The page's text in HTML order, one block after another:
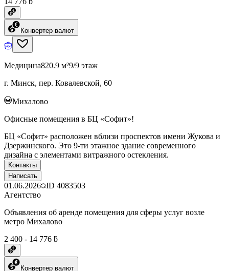
Конвертер валют
Медицина820.9 м²9/9 этаж
г. Минск, пер. Ковалевской, 60
Михалово
Офисные помещения в БЦ «Софит»!
БЦ «Софит» расположен вблизи проспектов имени Жукова и
Дзержинского. Это 9-ти этажное здание современного
дизайна с элементами витражного остекления.
Контакты
Написать
01.06.2026 ID 4083503
Агентство
Объявления об аренде помещения для сферы услуг возле
метро Михалово
2 400 - 14 776 ƃ
Конвертер валют